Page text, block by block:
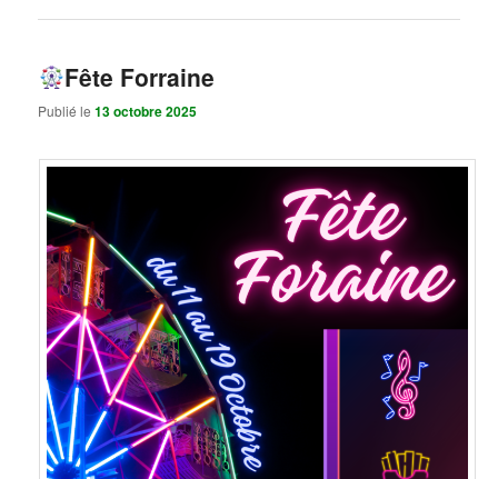
Fête Forraine
Publié le13 octobre 2025